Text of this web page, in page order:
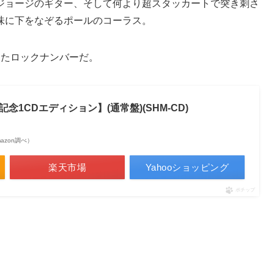
ージのギター、そして何より超スタッカートで突き刺さ
下をなぞるポールのコーラス。
ロックナンバーだ。
念1CDエディション】(通常盤)(SHM-CD)
調べ）
楽天市場 Yahooショッピング
ポチップ